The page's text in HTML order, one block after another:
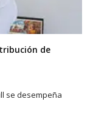
de
se desempeña